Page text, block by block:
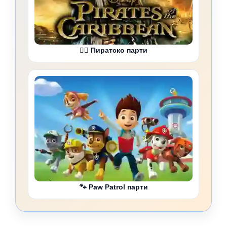
🏴‍☠️ Пиратско парти
🐾 Paw Patrol парти